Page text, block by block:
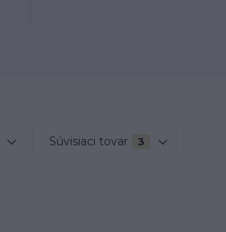
Súvisiaci tovar 3